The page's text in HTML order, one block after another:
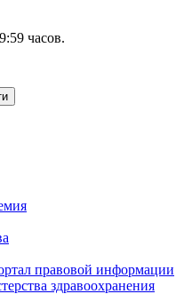
часов.
правовой информации
здравоохранения